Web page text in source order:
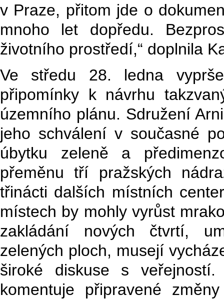
v Praze, přitom jde o
mnoho let dopředu.
životního prostředí,“ doplnila
Ve středu 28. ledna
připomínky k návrhu
územního plánu. Sdružení
jeho schválení v současné
úbytku zeleně a
přeměnu tří pražských
třinácti dalších místních
místech by mohly vyrůst
zakládání nových čtvrtí,
zelených ploch, musejí
široké diskuse s
komentuje připravené